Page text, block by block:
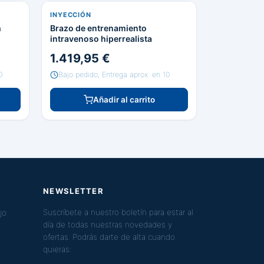
INYECCIÓN
Brazo de entrenamiento
intravenoso hiperrealista
1.419,95 €
Bajo pedido, Entrega aprox. en 10
Añadir al carrito
NEWSLETTER
Suscríbete a nuestro boletín para estar al
día de todas nuestras novedades y
ofertas. Podrás darte de alta cuando
quieras: